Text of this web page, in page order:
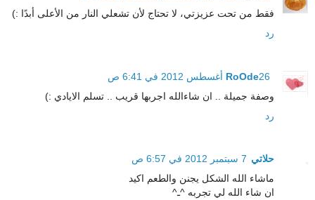
فقط من تحت عزيزتي، لا تحتاج لأن تشعلي النار من الأعلى أبدًا :)
رد
RoOde26 أغسطس 2012 في 6:41 ص
وصفة جميلة .. ان شاءالله اجربها قريب .. تسلم الايادي :)
رد
حلاتي 7 سبتمبر 2012 في 6:57 ص
ماشاء الله الشكل يجنن والطعم اكيد
ان شاء الله لي تجربه ^ـ^